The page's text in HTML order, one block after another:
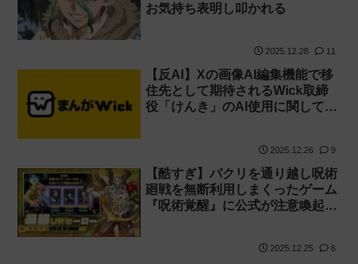
お気持ち表明し叩かれる
2025.12.28 11
【反AI】Xの画像AI編集機能で移
住先として期待されるWick取締
役「けんき」のAI使用に関して社
2025.12.26 9
【酷すぎ】パクリを通り越し呪術
廻戦を無断利用しまくったゲーム
『呪術覚醒』に公式が注意喚起！
2025.12.25 6